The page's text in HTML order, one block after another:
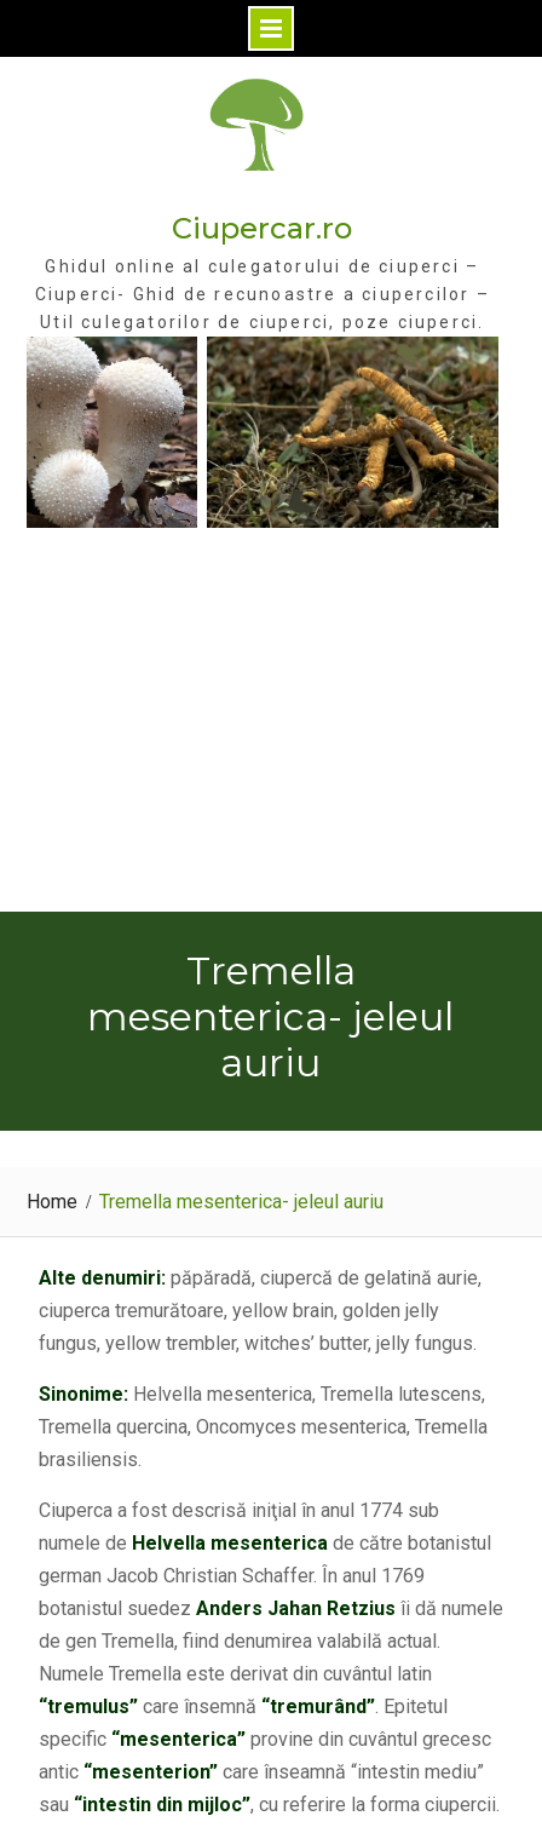
Ciupercar.ro
Ghidul online al culegatorului de ciuperci –
Ciuperci- Ghid de recunoastre a ciupercilor –
Util culegatorilor de ciuperci, poze ciuperci.
Tremella
mesenterica- jeleul
auriu
Home Tremella mesenterica- jeleul auriu
Alte denumiri:păpăradă, ciupercă de gelatină aurie,
ciuperca tremurătoare, yellow brain, golden jelly
fungus, yellow trembler, witches’ butter, jelly fungus.
Sinonime: Helvella mesenterica, Tremella lutescens,
Tremella quercina, Oncomyces mesenterica, Tremella
brasiliensis.
Ciuperca a fost descrisă iniţial în anul 1774 sub
numele de Helvella mesentericade către botanistul
german Jacob Christian Schaffer. În anul 1769
botanistul suedez Anders Jahan Retzius îi dă numele
de gen Tremella, fiind denumirea valabilă actual.
Numele Tremella este derivat din cuvântul latin
“tremulus”care însemnă “tremurând”. Epitetul
specific“mesenterica”provine din cuvântul grecesc
antic “mesenterion”care înseamnă “intestin mediu”
sau “intestin din mijloc”, cu referire la forma ciupercii.